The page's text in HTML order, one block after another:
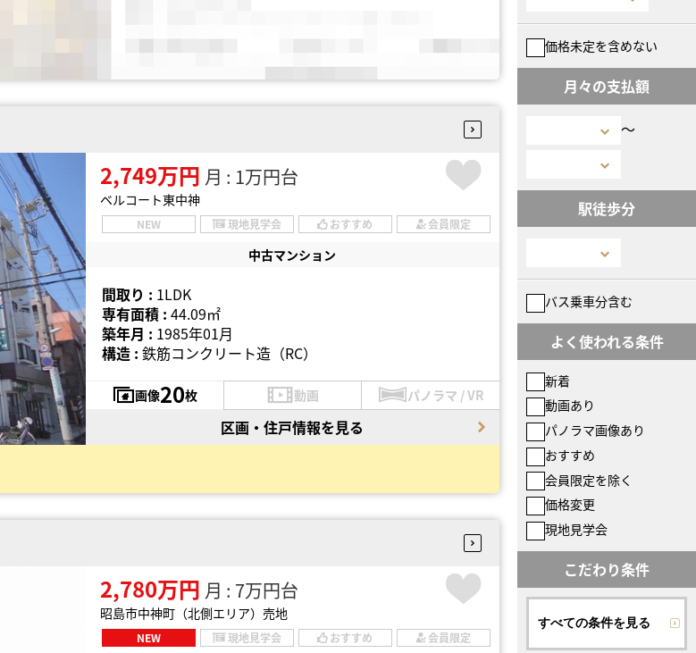
2,749万円 月 : 1万円台
ベルコート東中神
NEW 現地見学会 おすすめ 会員限定
中古マンション
間取り : 1LDK
専有面積 : 44.09㎡
築年月 : 1985年01月
構造 : 鉄筋コンクリート造（RC）
画像20枚 動画 パノラマ / VR
区画・住戸情報を見る
2,780万円 月 : 7万円台
昭島市中神町（北側エリア）売地
NEW 現地見学会 おすすめ 会員限定
価格未定を含めない
月々の支払額
〜
駅徒歩分
バス乗車分含む
よく使われる条件
新着
動画あり
パノラマ画像あり
おすすめ
会員限定を除く
価格変更
現地見学会
こだわり条件
すべての条件を見る